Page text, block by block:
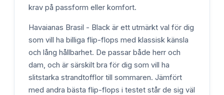
krav på passform eller komfort.
Havaianas Brasil - Black är ett utmärkt val för dig
som vill ha billiga flip-flops med klassisk känsla
och lång hållbarhet. De passar både herr och
dam, och är särskilt bra för dig som vill ha
slitstarka strandtofflor till sommaren. Jämfört
med andra bästa flip-flops i testet står de sig väl